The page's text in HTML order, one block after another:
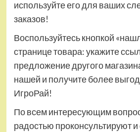
используйте его для ваших
заказов!
Воспользуйтесь кнопкой
странице товара: укажите
предложение другого
нашей и получите более
ИгроРай!
По всем интересующим
радостью проконсультируют